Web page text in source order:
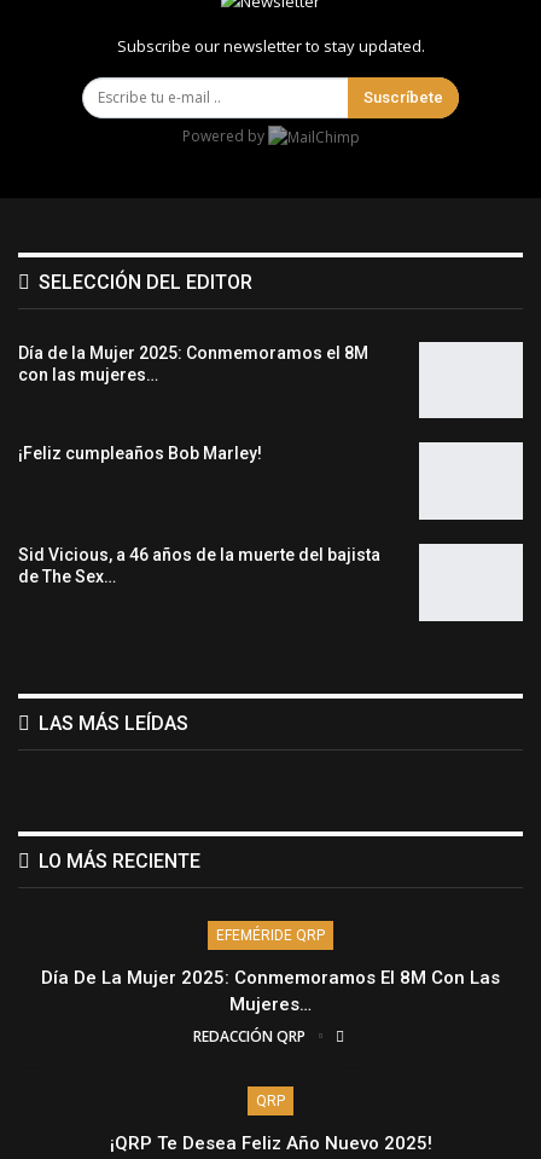
Subscribe our newsletter to stay updated.
Suscríbete
Powered by
SELECCIÓN DEL EDITOR
Día de la Mujer 2025: Conmemoramos el 8M
con las mujeres…
¡Feliz cumpleaños Bob Marley!
Sid Vicious, a 46 años de la muerte del bajista
de The Sex…
LAS MÁS LEÍDAS
LO MÁS RECIENTE
EFEMÉRIDE QRP
Día De La Mujer 2025: Conmemoramos El 8M Con Las
Mujeres…
REDACCIÓN QRP
QRP
¡QRP Te Desea Feliz Año Nuevo 2025!